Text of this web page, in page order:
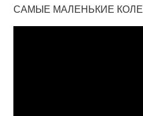
САМЫЕ МАЛЕНЬКИЕ